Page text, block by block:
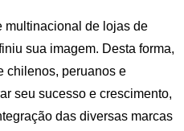
multinacional de lojas de
sua imagem. Desta forma,
chilenos, peruanos e
seu sucesso e crescimento,
das diversas marcas